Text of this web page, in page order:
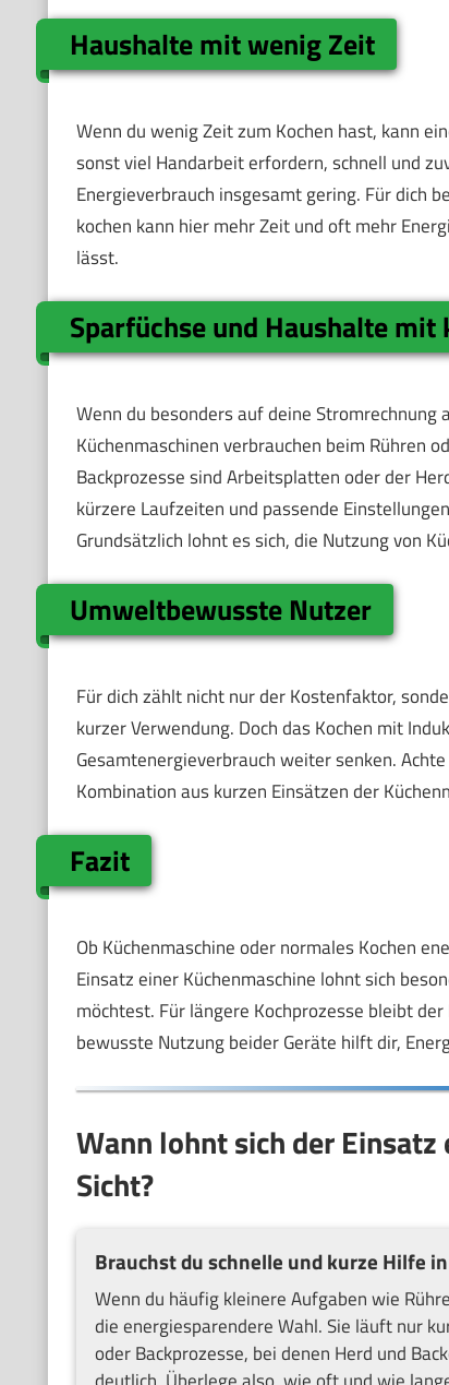
Haushalte mit wenig Zeit
Wenn du wenig Zeit zum Kochen hast, kann
sonst viel Handarbeit erfordern, schnell und
Energieverbrauch insgesamt gering. Für dich
kochen kann hier mehr Zeit und oft mehr
lässt.
Sparfüchse und Haushalte
Wenn du besonders auf deine
Küchenmaschinen verbrauchen beim Rühren
Backprozesse sind Arbeitsplatten oder der
kürzere Laufzeiten und passende
Grundsätzlich lohnt es sich, die Nutzung von
Umweltbewusste Nutzer
Für dich zählt nicht nur der Kostenfaktor,
kurzer Verwendung. Doch das Kochen mit
Gesamtenergieverbrauch weiter senken.
Kombination aus kurzen Einsätzen der
Fazit
Ob Küchenmaschine oder normales Kochen
Einsatz einer Küchenmaschine lohnt sich
möchtest. Für längere Kochprozesse bleibt
bewusste Nutzung beider Geräte hilft dir,
Wann lohnt sich der
Sicht?
Brauchst du schnelle und kurze Hilfe
Wenn du häufig kleinere Aufgaben wie
die energiesparendere Wahl. Sie läuft nur
oder Backprozesse, bei denen Herd und